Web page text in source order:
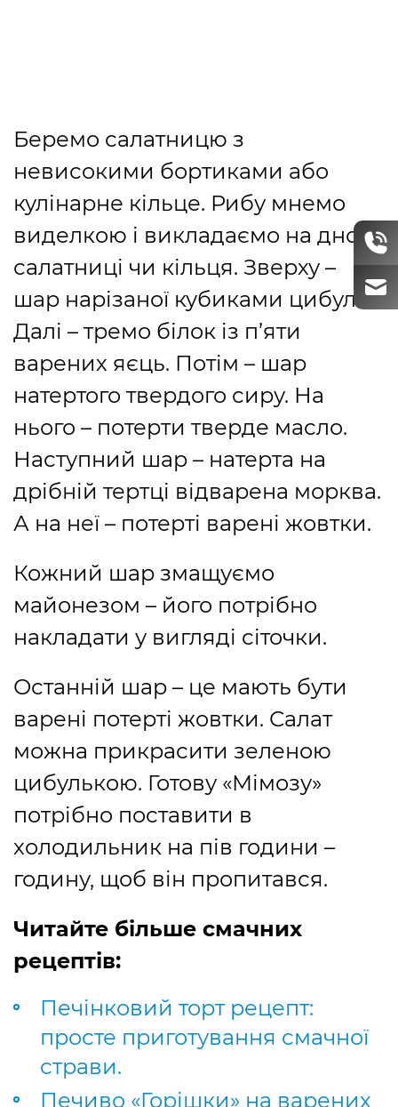
Беремо салатницю з
невисокими бортиками або
кулінарне кільце. Рибу мнемо
виделкою і викладаємо на дно
салатниці чи кільця. Зверху –
шар нарізаної кубиками цибулі.
Далі – тремо білок із п’яти
варених яєць. Потім – шар
натертого твердого сиру. На
нього – потерти тверде масло.
Наступний шар – натерта на
дрібній тертці відварена морква.
А на неї – потерті варені жовтки.
Кожний шар змащуємо
майонезом – його потрібно
накладати у вигляді сіточки.
Останній шар – це мають бути
варені потерті жовтки. Салат
можна прикрасити зеленою
цибулькою. Готову «Мімозу»
потрібно поставити в
холодильник на пів години –
годину, щоб він пропитався.
Читайте більше смачних
рецептів:
Печінковий торт рецепт:
просте приготування смачної
страви.
Печиво «Горішки» на варених